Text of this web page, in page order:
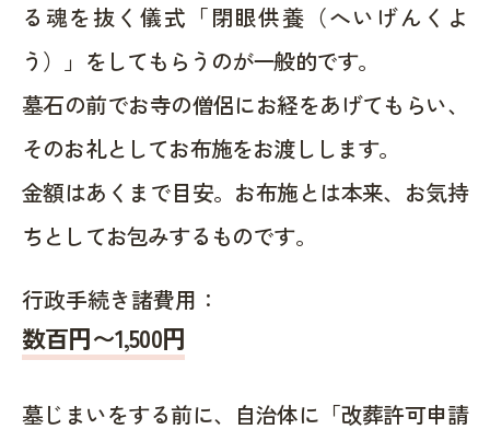
る魂を抜く儀式「閉眼供養（へいげんくよ
う）」をしてもらうのが一般的です。
墓石の前でお寺の僧侶にお経をあげてもらい、
そのお礼としてお布施をお渡しします。
金額はあくまで目安。お布施とは本来、お気持
ちとしてお包みするものです。
行政手続き諸費用：
数百円〜1,500円
墓じまいをする前に、自治体に「改葬許可申請